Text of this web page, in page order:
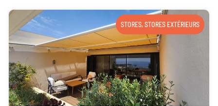
STORES,STORES EXTÉRIEURS